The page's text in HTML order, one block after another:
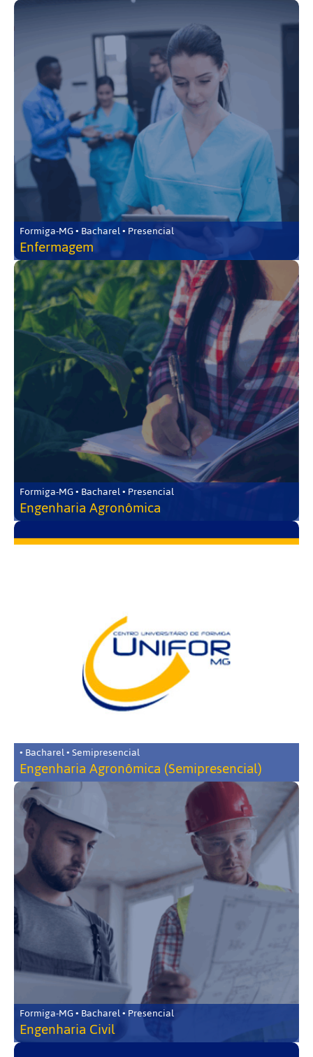
Formiga-MG • Bacharel • Presencial
Enfermagem
Formiga-MG • Bacharel • Presencial
Engenharia Agronômica
• Bacharel • Semipresencial
Engenharia Agronômica (Semipresencial)
Formiga-MG • Bacharel • Presencial
Engenharia Civil